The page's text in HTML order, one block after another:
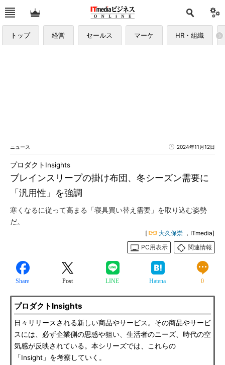
トップ 経営 セールス マーケ HR・組織
ニュース 2024年11月12日
ブレインスリープの掛け布団、冬シーズン需要に
「汎用性」を強調
プロダクトInsights
寒くなるに従って高まる「寝具買い替え需要」を取り込む姿勢
だ。
[ 大久保崇 ，ITmedia]
PC用表示
関連情報
Share Post LINE Hatena 0
プロダクトInsights
日々リリースされる新しい商品やサービス。その商品やサービ
スには、必ず企業側の思惑や狙い、生活者のニーズ、時代の空
気感が反映されている。本シリーズでは、これらの
「Insight」を考察していく。